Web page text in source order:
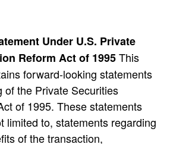
Under U.S. Private
Reform Act of 1995This
forward-looking statements
of the Private Securities
of 1995. These statements
limited to, statements regarding
of the transaction,